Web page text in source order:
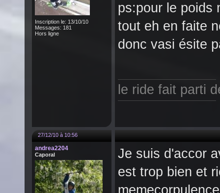
Inscription le: 13/10/10
Messages: 181
Hors ligne
ps:pour le poids
tout eh en faite
donc vasi ésite
le ride fait parti
27/12/10 à 10:56
andrea2204
Caporal
Je suis d'accor
est trop bien et